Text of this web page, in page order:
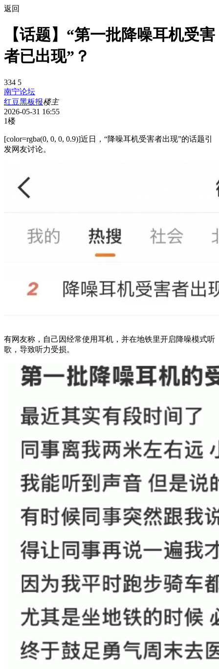
返回
【话题】“第一批降噪耳机受害
者已出现”？
334 5
南宁论坛
红豆黑板报楼主
2026-05-31 16:55
1楼
[color=rgba(0, 0, 0, 0.9)]近日，“降噪耳机受害者出现”的话题引
发网友讨论。
有网友称，自己因经常使用耳机，并在地铁里开启降噪模式听
歌，导致听力受损。